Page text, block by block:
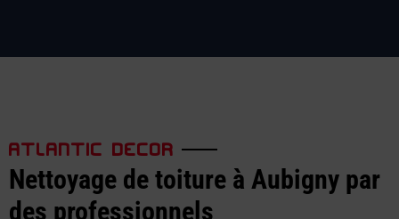
ATLANTIC DECOR
Nettoyage de toiture à Aubigny par
des professionnels